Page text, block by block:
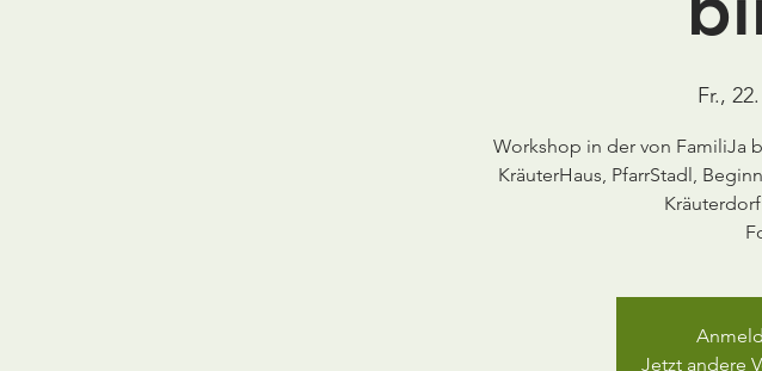
Fr.,
Workshop in der von FamiliJa
KräuterHaus, PfarrStadl,
Kräuterdorf
Jetzt andere